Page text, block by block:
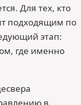
Для тех, кто
подходящим по
этап:
где именно